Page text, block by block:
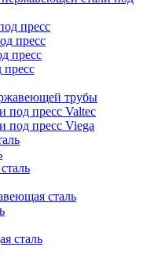
пресс
пресс
пресс
трубы
под пресс Valtec
под пресс Viega
сталь
сталь